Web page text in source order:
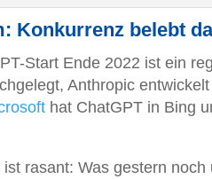
Konkurrenz belebt
Start Ende 2022 ist ein
Anthropic
hat ChatGPT in Bing
rasant: Was gestern